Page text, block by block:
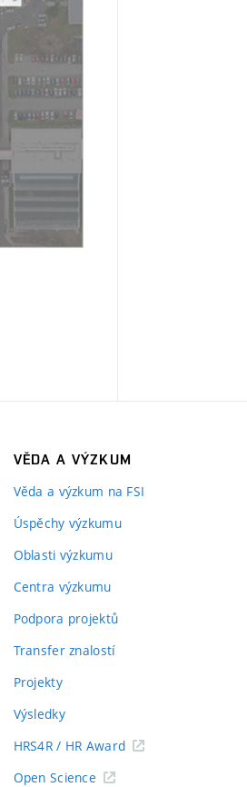
VĚDA A VÝZKUM
Věda a výzkum na FSI
Úspěchy výzkumu
Oblasti výzkumu
Centra výzkumu
Podpora projektů
Transfer znalostí
Projekty
Výsledky
HRS4R / HR Award
Open Science